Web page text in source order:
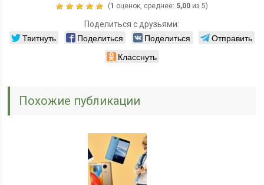
(1 оценок, среднее: 5,00из 5)
Поделиться с друзьями:
Твитнуть Поделиться Поделиться
Отправить
Класснуть
Похожие публикации